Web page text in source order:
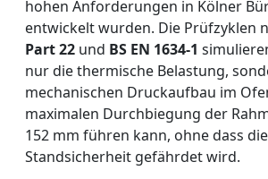
hohen Anforderungen in Kölner
entwickelt wurden. Die Prüfzyklen
Part 22 und BS EN 1634-1
nur die thermische Belastung,
mechanischen Druckaufbau im
maximalen Durchbiegung der
152 mm führen kann, ohne dass die
Standsicherheit gefährdet wird.